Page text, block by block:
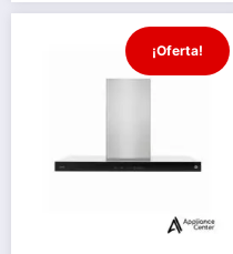
¡Oferta!